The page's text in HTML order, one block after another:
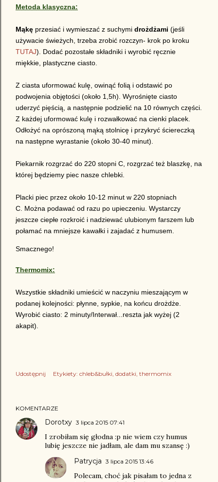
Metoda klasyczna:
Mąkę przesiać i wymieszać z suchymi drożdżami (jeśli
używacie świeżych, trzeba zrobić rozczyn- krok po kroku
TUTAJ). Dodać pozostałe składniki i wyrobić ręcznie
miękkie, plastyczne ciasto.
Z ciasta uformować kulę, owinąć folią i odstawić po
podwojenia objętości (około 1,5h). Wyrośnięte ciasto
uderzyć pięścią, a następnie podzielić na 10 równych części.
Z każdej uformować kulę i rozwałkować na cienki placek.
Odłożyć na oprószoną mąką stolnicę i przykryć ściereczką
na następne wyrastanie (około 30-40 minut).
Piekarnik rozgrzać do 220 stopni C, rozgrzać też blaszkę, na
której będziemy piec nasze chlebki.
Placki piec przez około 10-12 minut w 220 stopniach
C. Można podawać od razu po upieczeniu. Wystarczy
jeszcze ciepłe rozkroić i nadziewać ulubionym farszem lub
połamać na mniejsze kawałki i zajadać z humusem.
Smacznego!
Thermomix:
Wszystkie składniki umieścić w naczyniu mieszającym w
podanej kolejności: płynne, sypkie, na końcu drożdże.
Wyrobić ciasto: 2 minuty/Interwał...reszta jak wyżej (2
akapit).
Udostępnij Etykiety: chleb&bułki dodatki thermomix
KOMENTARZE
Dorotxy 3 lipca 2015 07:41
I zrobiłam się głodna :p nie wiem czy humus
lubię jeszcze nie jadłam, ale dam mu szansę :)
Patrycja 3 lipca 2015 13:46
Polecam, choć jak pisałam to jedna z